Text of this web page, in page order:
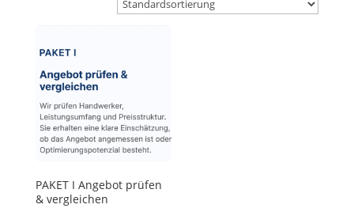
PAKET I Angebot prüfen
& vergleichen